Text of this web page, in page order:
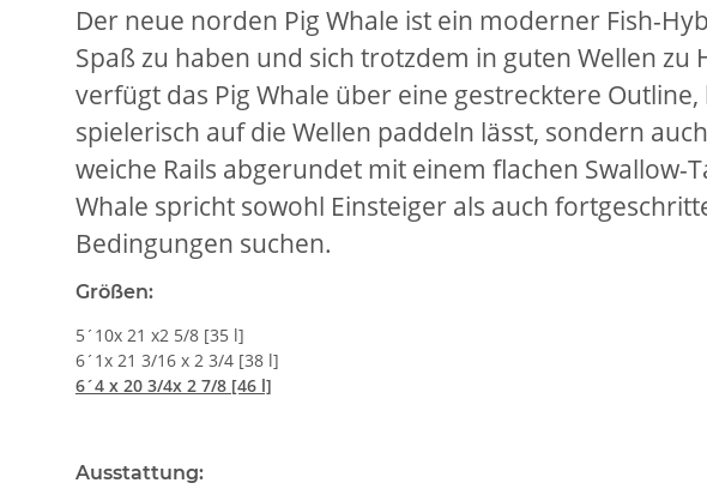
Der neue norden Pig Whale ist ein moderner Fish-
Spaß zu haben und sich trotzdem in guten Wellen
verfügt das Pig Whale über eine gestrecktere
spielerisch auf die Wellen paddeln lässt, sondern
weiche Rails abgerundet mit einem flachen Swallow-
Whale spricht sowohl Einsteiger als auch
Bedingungen suchen.
Größen:
5´10x 21 x2 5/8 [35 l]
6´1x 21 3/16 x 2 3/4 [38 l]
6´4 x 20 3/4x 2 7/8 [46 l]
Ausstattung: